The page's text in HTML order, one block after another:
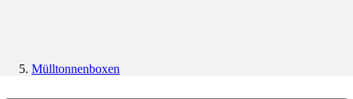
Mülltonnenboxen